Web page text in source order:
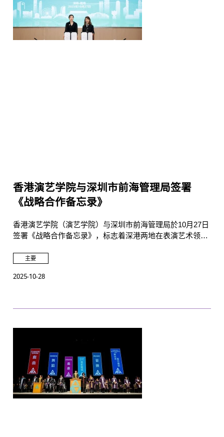
香港演艺学院与深圳市前海管理局签署
《战略合作备忘录》
香港演艺学院（演艺学院）与深圳市前海管理局於10月27日
签署《战略合作备忘录》，标志着深港两地在表演艺术领域
各自资源，建立常态化演出合作机制、构建艺术人才协同培
动能。
主要
2025-10-28